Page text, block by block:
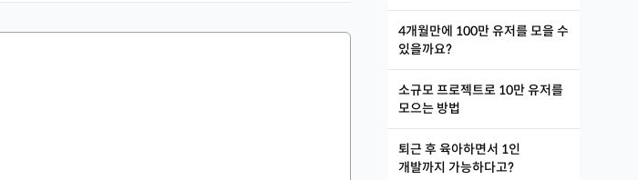
4개월만에 100만 유저를 모을 수
있을까요?
소규모 프로젝트로 10만 유저를
모으는 방법
퇴근 후 육아하면서 1인
개발까지 가능하다고?